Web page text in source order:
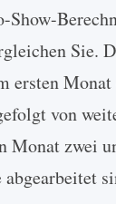
Show-
Sie.
ersten
von
Monat zwei